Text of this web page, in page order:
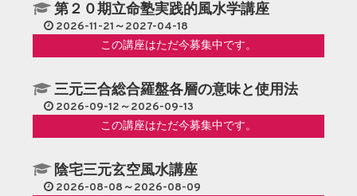
第２０期立命塾実践的風水学講座
2026-11-21～2027-04-18
この講座はただ今募集中です。
三元三合総合羅盤各層の意味と使用法
2026-09-12～2026-09-13
この講座はただ今募集中です。
陰宅三元玄空風水講座
2026-08-08～2026-08-09